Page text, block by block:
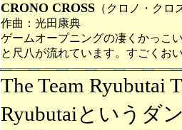
CRONO CROSS （クロノ・クロ
作曲：光田康典
ゲームオープニングの凄くかっこ
と尺八が流れています。すごくお
The Team Ryubutai
Ryubutaiというダ